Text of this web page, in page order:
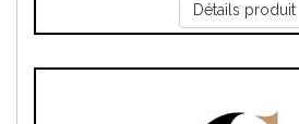
Détails produit